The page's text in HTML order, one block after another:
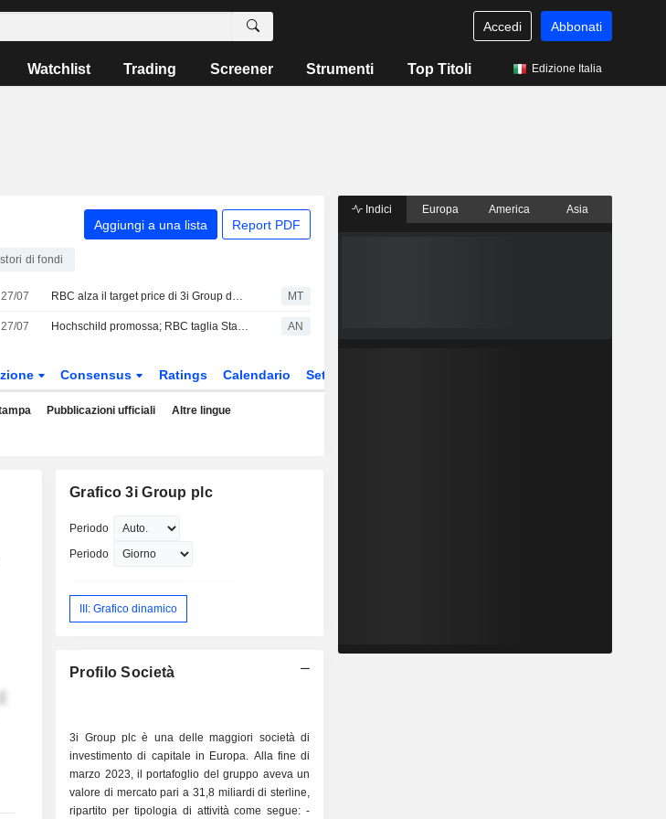
Accedi Abbonati
Watchlist Trading Screener Strumenti Top Titoli Edizione Italia
Aggiungi a una lista Report PDF
di fondi
27/07 RBC alza il target price di 3i Group dopo l'aggiornamento sui risultati del primo trimestre fiscale MT
27/07 Hochschild promossa; RBC taglia Standard Life AN
Consensus Ratings Calendario Settore
Pubblicazioni ufficiali Altre lingue
Grafico 3i Group plc
Periodo
Periodo
III: Grafico dinamico
Profilo Società
3i Group plc è una delle maggiori società di
investimento di capitale in Europa. Alla fine di
marzo 2023, il portafoglio del gruppo aveva un
valore di mercato pari a 31,8 miliardi di sterline,
ripartito per tipologia di attività come segue: -
Indici Europa America Asia